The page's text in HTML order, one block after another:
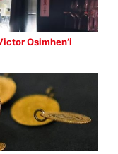
Osimhen’i